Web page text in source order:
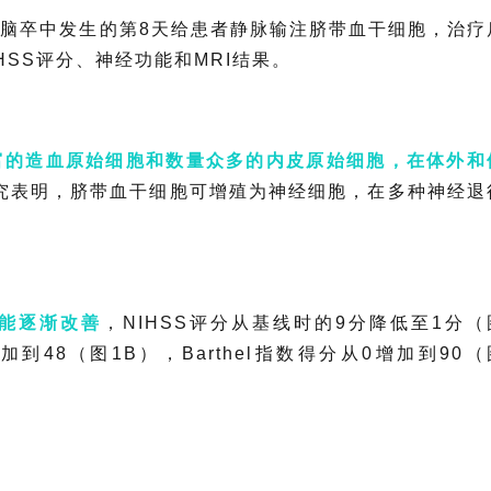
卒中发生的第8天给患者静脉输注脐带血干细胞，治疗
评分、神经功能和MRI结果。
造血原始细胞和数量众多的内皮原始细胞，在体外和
表明，脐带血干细胞可增殖为神经细胞，在多种神经退
逐渐改善 ，NIHSS评分从基线时的9分降低至1分（
到48（图1B），Barthel指数得分从0增加到90（